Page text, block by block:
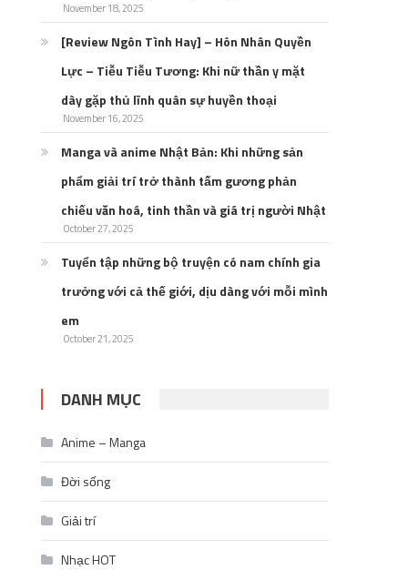
November 18, 2025
[Review Ngôn Tình Hay] – Hôn Nhân Quyền
Lực – Tiễu Tiễu Tương: Khi nữ thần y mặt
dày gặp thủ lĩnh quân sự huyền thoại
November 16, 2025
Manga và anime Nhật Bản: Khi những sản
phẩm giải trí trở thành tấm gương phản
chiếu văn hoá, tinh thần và giá trị người Nhật
October 27, 2025
Tuyển tập những bộ truyện có nam chính gia
trưởng với cả thế giới, dịu dàng với mỗi mình
em
October 21, 2025
DANH MỤC
Anime – Manga
Đời sống
Giải trí
Nhạc HOT